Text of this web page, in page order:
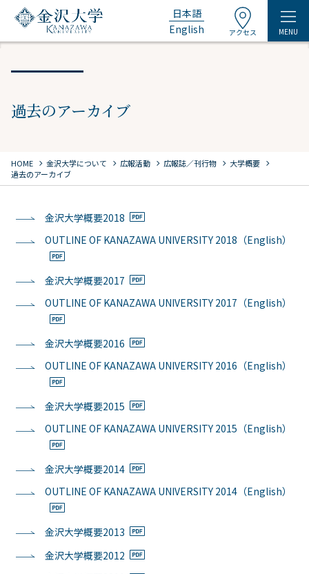
日本語
English
アクセス MENU
過去のアーカイブ
HOME chevron_right 金沢大学について chevron_right 広報活動 chevron_right 広報誌／刊行物 chevron_right 大学概要 chevron_right
過去のアーカイブ
金沢大学概要2018
OUTLINE OF KANAZAWA UNIVERSITY 2018（English）
金沢大学概要2017
OUTLINE OF KANAZAWA UNIVERSITY 2017（English）
金沢大学概要2016
OUTLINE OF KANAZAWA UNIVERSITY 2016（English）
金沢大学概要2015
OUTLINE OF KANAZAWA UNIVERSITY 2015（English）
金沢大学概要2014
OUTLINE OF KANAZAWA UNIVERSITY 2014（English）
金沢大学概要2013
金沢大学概要2012